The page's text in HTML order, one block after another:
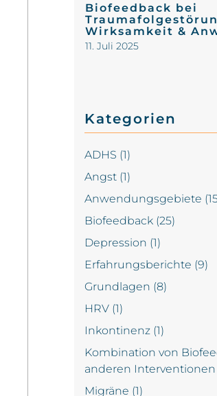
Biofeedback bei
Wirksamkeit &
11. Juli 2025
Kategorien
ADHS (1)
Angst(1)
Anwendungsgebiete
Biofeedback(25)
Depression (1)
Erfahrungsberichte (9)
Grundlagen (8)
HRV(1)
Inkontinenz(1)
Kombination von
anderen Interventionen
Migräne (1)